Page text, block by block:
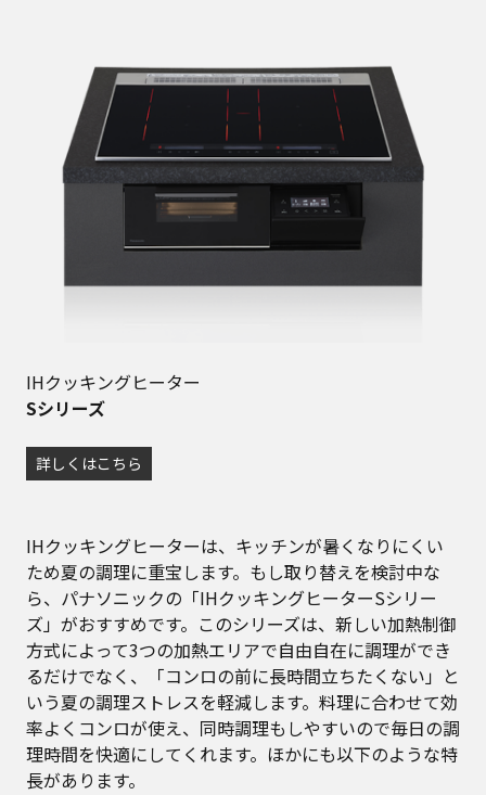
IHクッキングヒーター
Sシリーズ
詳しくはこちら
IHクッキングヒーターは、キッチンが暑くなりにくい
ため夏の調理に重宝します。もし取り替えを検討中な
ら、パナソニックの「IHクッキングヒーターSシリー
ズ」がおすすめです。このシリーズは、新しい加熱制御
方式によって3つの加熱エリアで自由自在に調理ができ
るだけでなく、「コンロの前に長時間立ちたくない」と
いう夏の調理ストレスを軽減します。料理に合わせて効
率よくコンロが使え、同時調理もしやすいので毎日の調
理時間を快適にしてくれます。ほかにも以下のような特
長があります。